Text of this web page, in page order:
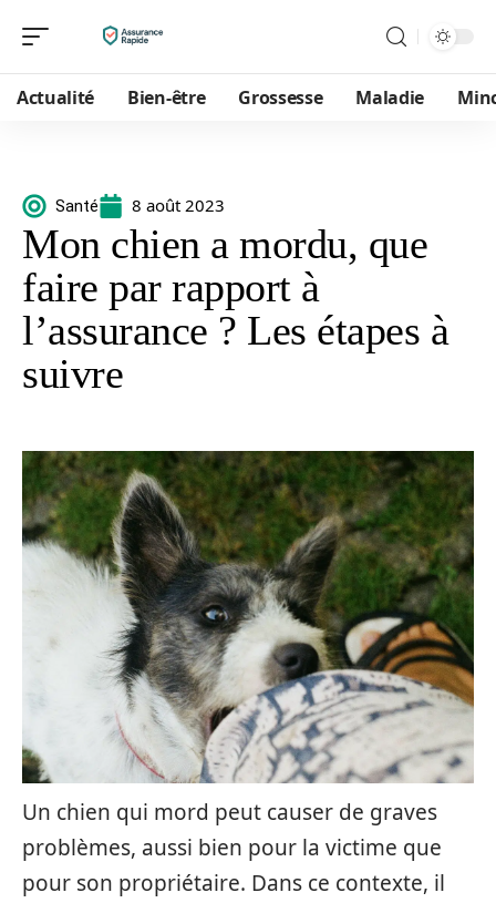
Actualité Bien-être Grossesse Maladie
Santé 8 août 2023
Mon chien a mordu, que
faire par rapport à
l’assurance ? Les étapes à
suivre
Un chien qui mord peut causer de graves
problèmes, aussi bien pour la victime que
pour son propriétaire. Dans ce contexte, il